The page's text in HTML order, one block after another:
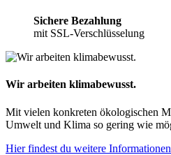
Sichere Bezahlung
mit SSL-Verschlüsselung
Wir arbeiten klimabewusst.
Mit vielen konkreten ökologischen
Umwelt und Klima so gering wie
Hier findest du weitere